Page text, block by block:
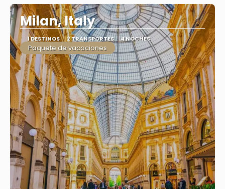
Milan, Italy
1 DESTINOS 2 TRANSPORTES 4 NOCHES
Paquete de vacaciones